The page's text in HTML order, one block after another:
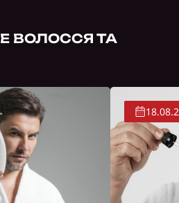
ВОЛОССЯ ТА